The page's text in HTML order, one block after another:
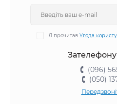
Я прочитав Угода
(096)
(050)